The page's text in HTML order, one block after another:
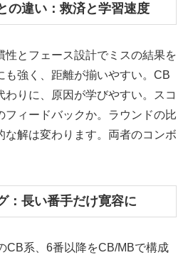
の違い：救済と学習速度
性とフェース設計でミスの結果を
も強く、距離が揃いやすい。CB
わりに、原因が学びやすい。スコ
フィードバックか。ラウンドの比
な解は変わります。両者のコンボ
：長い番手だけ寛容に
CB系、6番以降をCB/MBで構成